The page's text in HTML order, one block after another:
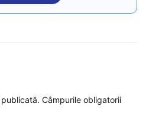
Câmpurile obligatorii